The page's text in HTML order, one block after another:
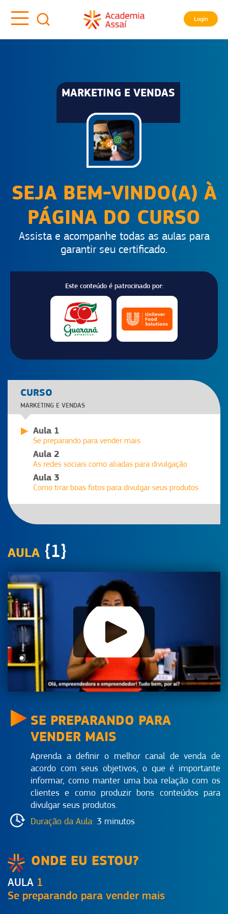
Login
MARKETING E VENDAS
SEJA BEM-VINDO(A) À
PÁGINA DO CURSO
Assista e acompanhe todas as aulas para
garantir seu certificado.
Este conteúdo é patrocinado por:
CURSO
MARKETING E VENDAS
Aula 1
Se preparando para vender mais
Aula 2
As redes sociais como aliadas para divulgação
Aula 3
Como tirar boas fotos para divulgar seus produtos
AULA {1}
SE PREPARANDO PARA
VENDER MAIS
Aprenda a definir o melhor canal de venda de
acordo com seus objetivos, o que é importante
informar, como manter uma boa relação com os
clientes e como produzir bons conteúdos para
divulgar seus produtos.
Duração da Aula: 3 minutos
ONDE EU ESTOU?
AULA 1
Se preparando para vender mais